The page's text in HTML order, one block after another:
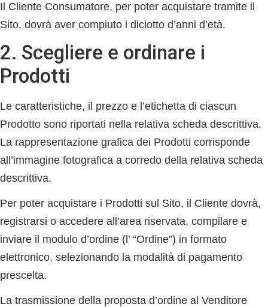
Il Cliente Consumatore, per poter acquistare tramite il
Sito, dovrà aver compiuto i diciotto d’anni d’età.
2. Scegliere e ordinare i
Prodotti
Le caratteristiche, il prezzo e l’etichetta di ciascun
Prodotto sono riportati nella relativa scheda descrittiva.
La rappresentazione grafica dei Prodotti corrisponde
all’immagine fotografica a corredo della relativa scheda
descrittiva.
Per poter acquistare i Prodotti sul Sito, il Cliente dovrà,
registrarsi o accedere all’area riservata, compilare e
inviare il modulo d’ordine (l’ “Ordine”) in formato
elettronico, selezionando la modalità di pagamento
prescelta.
La trasmissione della proposta d’ordine al Venditore